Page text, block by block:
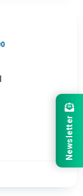
Newsletter